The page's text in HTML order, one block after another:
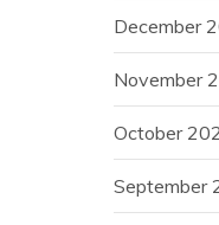
December
November
October
September